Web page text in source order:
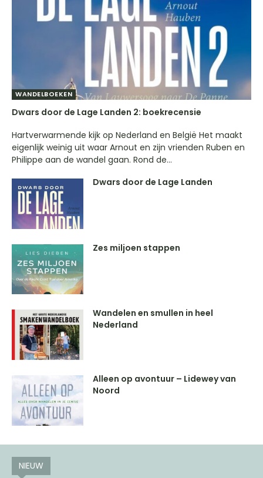
WANDELBOEKEN
Dwars door de Lage Landen 2: boekrecensie
Hartverwarmende kijk op Nederland en België Het maakt
eigenlijk weinig uit waar Arnout en zijn vrienden Ruben en
Philippe aan de wandel gaan. Rond de...
Dwars door de Lage Landen
Zes miljoen stappen
Wandelen en smullen in heel
Nederland
Alleen op avontuur – Lidewey van
Noord
NIEUW